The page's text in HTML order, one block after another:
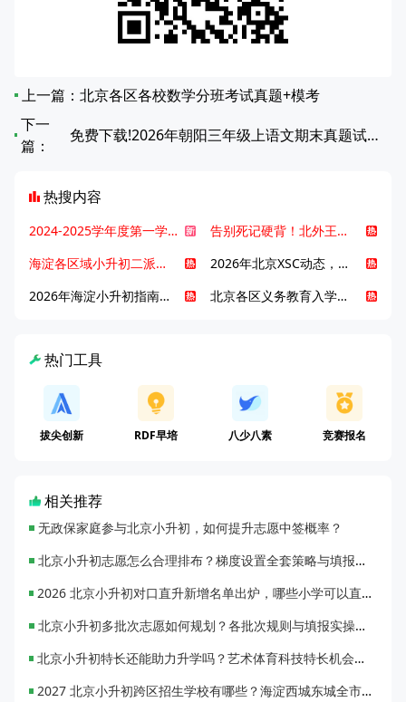
上一篇： 北京各区各校数学分班考试真题+模考
下一
篇：
免费下载!2026年朝阳三年级上语文期末真题试卷（无答案）
热搜内容
2024-2025学年度第一学期北京各区期末考试真题试卷汇总
告别死记硬背！北外王牌精读词汇课，帮孩子突破英语词汇难关
海淀各区域小升初二派全攻略合集！区域一至五志愿填报、升学策略详解
2026年北京XSC动态，持续更新中ing...
2026年海淀小升初指南，一文了解招生政策要点
北京各区义务教育入学咨询电话汇总，25年小升初家长提前收藏
热门工具
拔尖创新 RDF早培 八少八素 竞赛报名
相关推荐
无政保家庭参与北京小升初，如何提升志愿中签概率？
北京小升初志愿怎么合理排布？梯度设置全套策略与填报避坑指南
2026 北京小升初对口直升新增名单出炉，哪些小学可以直升优质初中？
北京小升初多批次志愿如何规划？各批次规则与填报实操指南
北京小升初特长还能助力升学吗？艺术体育科技特长机会与误区全面解析
2027 北京小升初跨区招生学校有哪些？海淀西城东城全市招生校完整汇总